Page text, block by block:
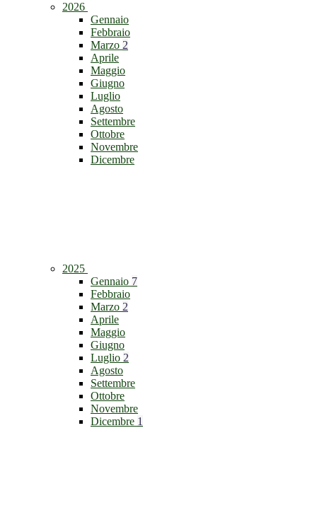
2026
Gennaio
Febbraio
Marzo 2
Aprile
Maggio
Giugno
Luglio
Agosto
Settembre
Ottobre
Novembre
Dicembre
2025
Gennaio 7
Febbraio
Marzo 2
Aprile
Maggio
Giugno
Luglio 2
Agosto
Settembre
Ottobre
Novembre
Dicembre 1